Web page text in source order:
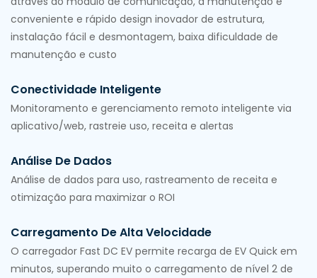
conveniente e rápido design inovador de estrutura,
instalação fácil e desmontagem, baixa dificuldade de
manutenção e custo
Conectividade Inteligente
Monitoramento e gerenciamento remoto inteligente via
aplicativo/web, rastreie uso, receita e alertas
Análise De Dados
Análise de dados para uso, rastreamento de receita e
otimização para maximizar o ROI
Carregamento De Alta Velocidade
O carregador Fast DC EV permite recarga de EV Quick em
minutos, superando muito o carregamento de nível 2 de